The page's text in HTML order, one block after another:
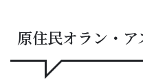
原住民オラン・